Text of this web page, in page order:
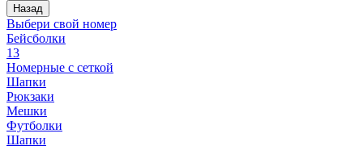
Назад
Выбери свой номер
Бейсболки
13
Номерные с сеткой
Шапки
Рюкзаки
Мешки
Футболки
Шапки